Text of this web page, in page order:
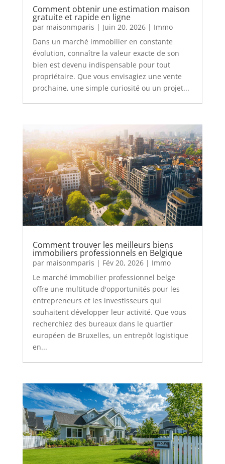
Comment obtenir une estimation maison
gratuite et rapide en ligne
par maisonmparis | Juin 20, 2026| Immo
Dans un marché immobilier en constante
évolution, connaître la valeur exacte de son
bien est devenu indispensable pour tout
propriétaire. Que vous envisagiez une vente
prochaine, une simple curiosité ou un projet...
Comment trouver les meilleurs biens
immobiliers professionnels en Belgique
par maisonmparis | Fév 20, 2026| Immo
Le marché immobilier professionnel belge
offre une multitude d'opportunités pour les
entrepreneurs et les investisseurs qui
souhaitent développer leur activité. Que vous
recherchiez des bureaux dans le quartier
européen de Bruxelles, un entrepôt logistique
en...